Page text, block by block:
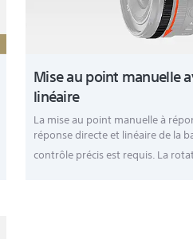
Mise au point manuelle
linéaire
La mise au point manuelle à
réponse directe et linéaire de la
contrôle précis est requis. La